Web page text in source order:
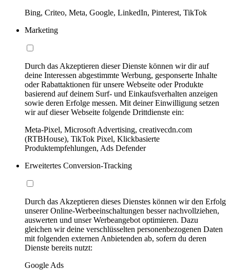
Bing, Criteo, Meta, Google, LinkedIn, Pinterest, TikTok
Marketing
Durch das Akzeptieren dieser Dienste können wir dir auf
deine Interessen abgestimmte Werbung, gesponserte Inhalte
oder Rabattaktionen für unsere Webseite oder Produkte
basierend auf deinem Surf- und Einkaufsverhalten anzeigen
sowie deren Erfolge messen. Mit deiner Einwilligung setzen
wir auf dieser Webseite folgende Drittdienste ein:
Meta-Pixel, Microsoft Advertising, creativecdn.com
(RTBHouse), TikTok Pixel, Klickbasierte
Produktempfehlungen, Ads Defender
Erweitertes Conversion-Tracking
Durch das Akzeptieren dieses Dienstes können wir den Erfolg
unserer Online-Werbeeinschaltungen besser nachvollziehen,
auswerten und unser Werbeangebot optimieren. Dazu
gleichen wir deine verschlüsselten personenbezogenen Daten
mit folgenden externen Anbietenden ab, sofern du deren
Dienste bereits nutzt:
Google Ads